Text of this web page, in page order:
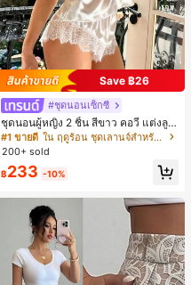
Save ฿26
#ชุดนอนเซ็กซี่
ชุดนอนผู้หญิง 2 ชิ้น สีขาว คอวี แต่งลูก
ไม้แบบแพตช์เวิร์ก ชุดนอนใส่ในบ้าน
สำหรับเธอ
#1 ขายดี
ใน ฤดูร้อน ชุดเลานจ์สำหรับผู้หญิง
200+ sold
฿233 -10%